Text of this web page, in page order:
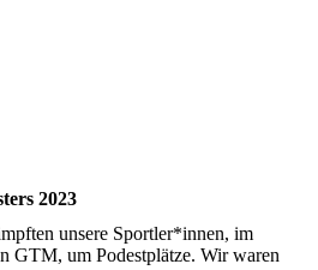
2023
unsere Sportler*innen, im
GTM, um Podestplätze. Wir waren